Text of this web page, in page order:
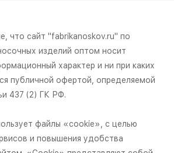
что сайт "fabrikanoskov.ru" по
изделий оптом носит
характер и ни при каких
публичной офертой, определяемой
437 (2) ГК РФ.
файлы «cookie», с целью
и повышения удобства